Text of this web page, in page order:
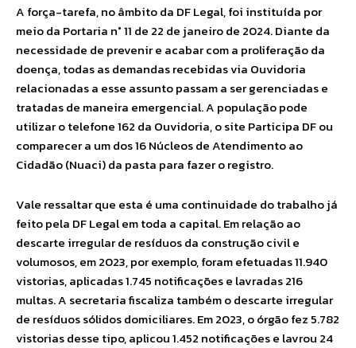
A força-tarefa, no âmbito da DF Legal, foi instituída por
meio da Portaria n° 11 de 22 de janeiro de 2024. Diante da
necessidade de prevenir e acabar com a proliferação da
doença, todas as demandas recebidas via Ouvidoria
relacionadas a esse assunto passam a ser gerenciadas e
tratadas de maneira emergencial. A população pode
utilizar o telefone 162 da Ouvidoria, o site Participa DF ou
comparecer a um dos 16 Núcleos de Atendimento ao
Cidadão (Nuaci) da pasta para fazer o registro.
Vale ressaltar que esta é uma continuidade do trabalho já
feito pela DF Legal em toda a capital. Em relação ao
descarte irregular de resíduos da construção civil e
volumosos, em 2023, por exemplo, foram efetuadas 11.940
vistorias, aplicadas 1.745 notificações e lavradas 216
multas. A secretaria fiscaliza também o descarte irregular
de resíduos sólidos domiciliares. Em 2023, o órgão fez 5.782
vistorias desse tipo, aplicou 1.452 notificações e lavrou 24